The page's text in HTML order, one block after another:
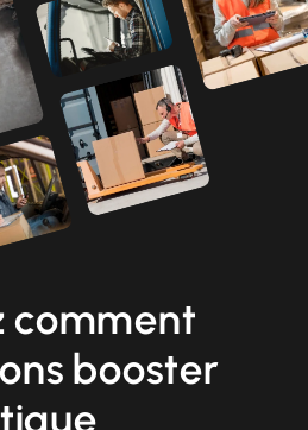
comment
booster